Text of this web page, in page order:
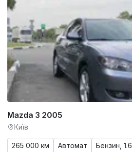
Mazda 3 2005
Київ
265 000 км Автомат Бензин, 1.6